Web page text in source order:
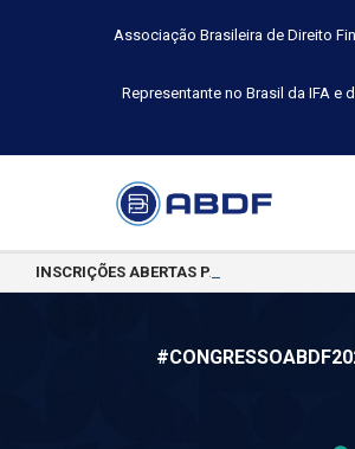
Associação Brasileira de Direito
Representante no Brasil da IFA e
INSCRIÇÕES ABERTAS PARA A TURMA